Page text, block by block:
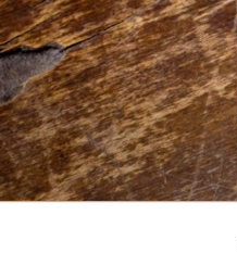
Перейти
к
содержимому